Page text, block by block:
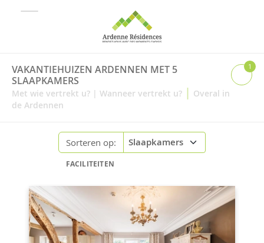
VAKANTIEHUIZEN ARDENNEN MET 5
SLAAPKAMERS
Met wie vertrekt u? | Wanneer vertrekt u? | Overal in
de Ardennen
1
Sorteren op:
FACILITEITEN